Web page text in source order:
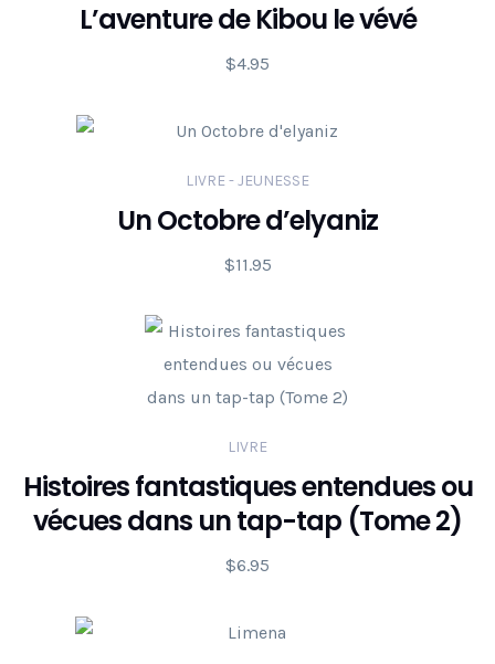
L’aventure de Kibou le vévé
$4.95
LIVRE - JEUNESSE
Un Octobre d’elyaniz
$11.95
LIVRE
Histoires fantastiques entendues ou
vécues dans un tap-tap (Tome 2)
$6.95